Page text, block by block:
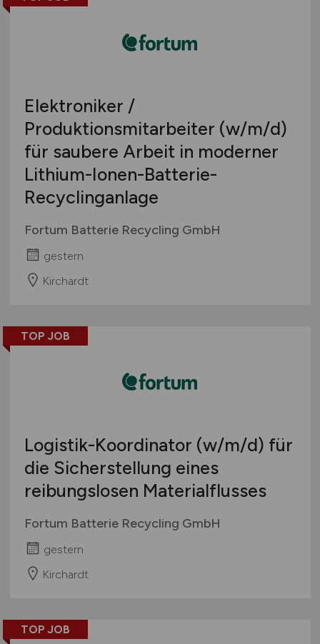
Elektroniker /
Produktionsmitarbeiter (w/m/d)
für saubere Arbeit in moderner
Lithium-Ionen-Batterie-
Recyclinganlage
Fortum Batterie Recycling GmbH
gestern
Kirchardt
TOP JOB
Logistik-Koordinator (w/m/d) für
die Sicherstellung eines
reibungslosen Materialflusses
Fortum Batterie Recycling GmbH
gestern
Kirchardt
TOP JOB